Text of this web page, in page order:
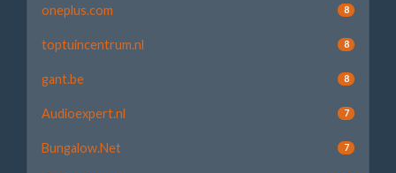
oneplus.com 8
toptuincentrum.nl 8
gant.be 8
Audioexpert.nl 7
Bungalow.Net 7